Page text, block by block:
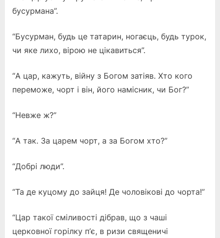
бусурмана”.
“Бусурман, будь це татарин, ногаєць, будь турок,
чи яке лихо, вірою не цікавиться”.
“А цар, кажуть, війну з Богом затіяв. Хто кого
переможе, чорт і він, його намісник, чи Бог?”
“Невже ж?”
“А так. За царем чорт, а за Богом хто?”
“Добрі люди”.
“Та де куцому до зайця! Де чоловікові до чорта!”
“Цар такої сміливості дібрав, що з чаші
церковної горілку п’є, в ризи священичі